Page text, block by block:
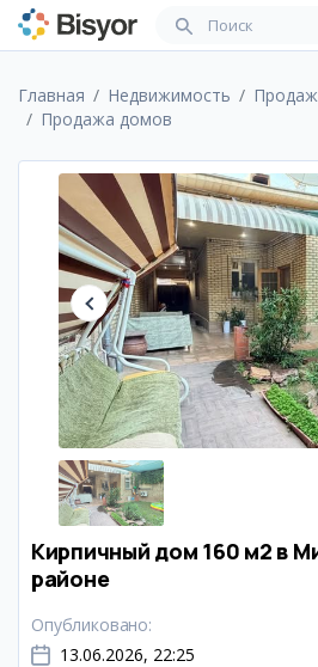
Главная Недвижимость
Продажа домов
Кирпичный дом 160 м2 в
районе
Опубликовано:
13.06.2026, 22:25